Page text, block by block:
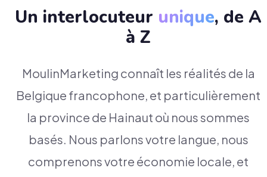
Un interlocuteur unique, de A
à Z
MoulinMarketing connaît les réalités de la
Belgique francophone, et particulièrement
la province de Hainaut où nous sommes
basés. Nous parlons votre langue, nous
comprenons votre économie locale, et